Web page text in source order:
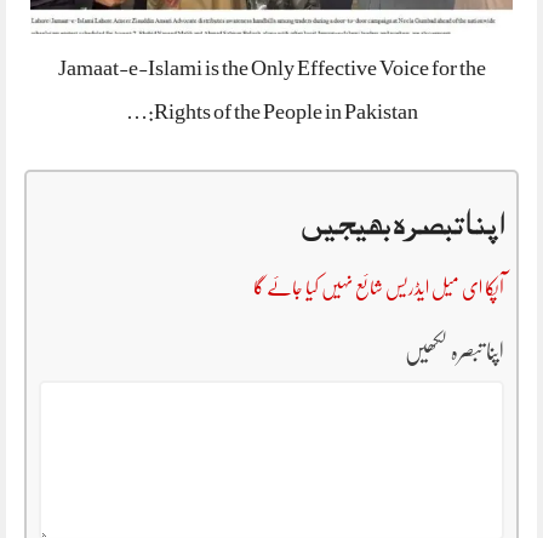
Jamaat-e-Islami is the Only Effective Voice for the
Rights of the People in Pakistan:…
اپنا تبصرہ بھیجیں
آپکا ای میل ایڈریس شائع نہیں کیا جائے گا
اپنا تبصرہ لکھیں